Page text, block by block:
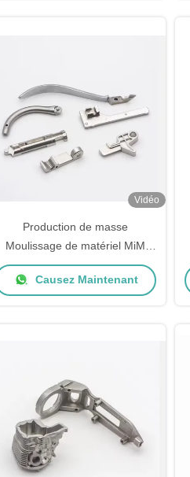
Vidéo
Production de masse
Moulissage de matériel MiM
0,05 mm Moulissage par
injection métallique Aluminium
Causez Maintenant